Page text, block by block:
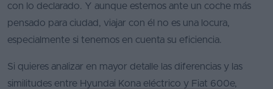
con lo declarado. Y aunque estemos ante un coche más
pensado para ciudad, viajar con él no es una locura,
especialmente si tenemos en cuenta su eficiencia.
Si quieres analizar en mayor detalle las diferencias y las
similitudes entre Hyundai Kona eléctrico y Fiat 600e,